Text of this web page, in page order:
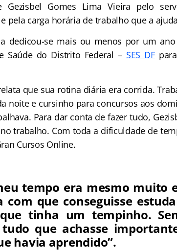
Gezisbel Gomes Lima Vieira pelo
pela carga horária de trabalho que a
dedicou-se mais ou menos por um
Saúde do Distrito Federal – SES DFpara
que sua rotina diária era corrida.
noite e cursinho para concursos aos
Para dar conta de fazer tudo,
trabalho. Com toda a dificuldade de
Cursos Online.
tempo era mesmo muito
com que conseguisse
tinha um tempinho.
que achasse
havia aprendido”.